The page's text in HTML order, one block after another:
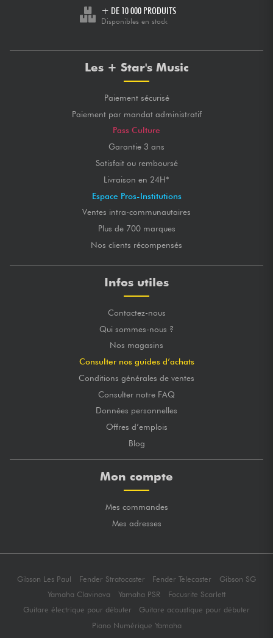
+ DE 10 000 PRODUITS
Disponibles en stock
Les + Star's Music
Paiement sécurisé
Paiement par mandat administratif
Pass Culture
Garantie 3 ans
Satisfait ou remboursé
Livraison en 24H*
Espace Pros-Institutions
Ventes intra-communautaires
Plus de 700 marques
Nos clients récompensés
Infos utiles
Contactez-nous
Qui sommes-nous ?
Nos magasins
Consulter nos guides d’achats
Conditions générales de ventes
Consulter notre FAQ
Données personnelles
Offres d’emplois
Blog
Mon compte
Mes commandes
Mes adresses
Gibson Les Paul Fender Stratocaster Fender Telecaster
Gibson SG
Yamaha Clavinova
Yamaha PSR
Focusrite Scarlett
Guitare électrique pour débuter
Guitare acoustique pour débuter
Piano Numérique Yamaha